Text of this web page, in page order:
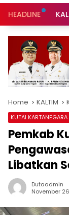
HEADLINE
Home KALTIM
KUTAI KARTANEGARA
Pemkab
Libatkan
Dutaadmin
November